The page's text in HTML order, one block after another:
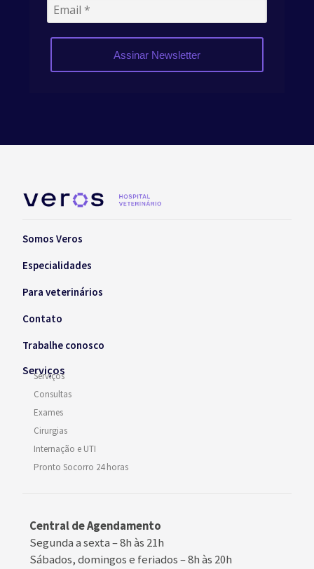
Assinar Newsletter
Somos Veros
Especialidades
Para veterinários
Contato
Trabalhe conosco
Serviços
Serviços
Consultas
Exames
Cirurgias
Internação e UTI
Pronto Socorro 24 horas
Central de Agendamento
Segunda a sexta –8h às 21h
Sábados, domingos e feriados–8h às 20h